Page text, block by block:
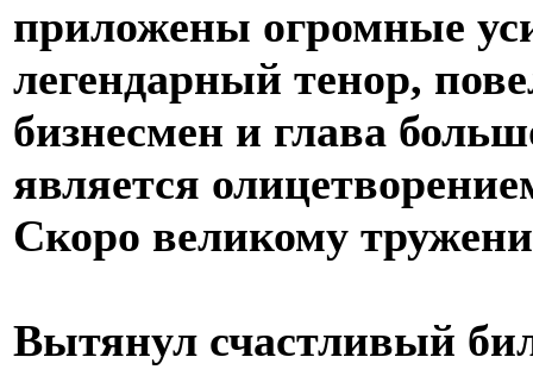
приложены огромные
легендарный тенор,
бизнесмен и глава
является
Скоро великому
Вытянул счастливый